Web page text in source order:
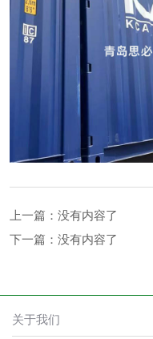
上一篇：没有内容了
下一篇：没有内容了
关于我们